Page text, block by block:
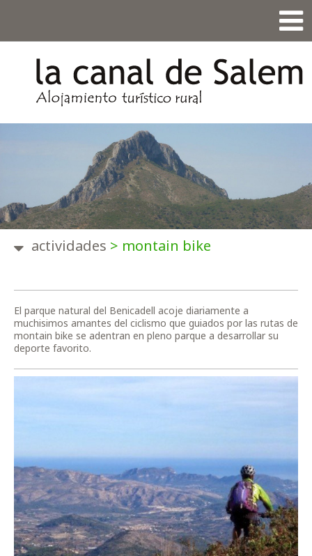
actividades > montain bike
El parque natural del Benicadell acoje diariamente a
muchisimos amantes del ciclismo que guiados por las rutas de
montain bike se adentran en pleno parque a desarrollar su
deporte favorito.